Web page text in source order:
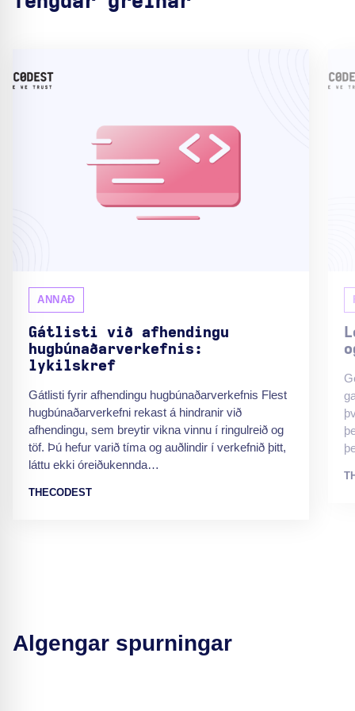
ANNAÐ
Gátlisti við afhendingu
hugbúnaðarverkefnis:
lykilskref
Gátlisti fyrir afhendingu hugbúnaðarverkefnis Flest
hugbúnaðarverkefni rekast á hindranir við
afhendingu, sem breytir vikna vinnu í ringulreið og
töf. Þú hefur varið tíma og auðlindir í verkefnið þitt,
láttu ekki óreiðukennda…
THECODEST
Algengar spurningar